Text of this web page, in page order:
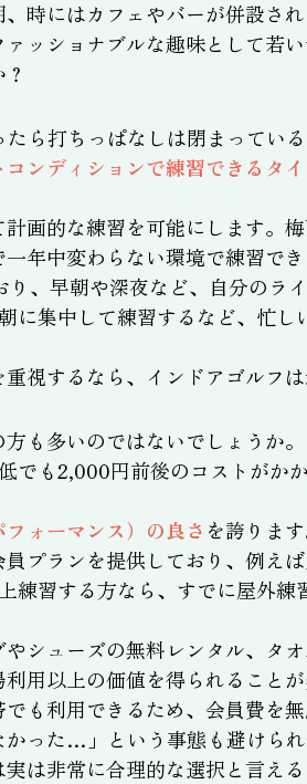
時にはカフェやバーが併設さ
ッショナブルな趣味として若
ら打ちっぱなしは閉まってい
コンディションで練習できるタ
画的な練習を可能にします。
年中変わらない環境で練習で
、早朝や深夜など、自分のラ
に集中して練習するなど、忙
視するなら、インドアゴルフ
も多いのではないでしょうか。
でも2,000円前後のコストがか
ォーマンス）の良さ を誇りま
プランを提供しており、例え
練習する方なら、すでに屋外
シューズの無料レンタル、タ
用以上の価値を得られること
も利用できるため、会員費を
かった…」という事態も避けら
は非常に合理的な選択と言え